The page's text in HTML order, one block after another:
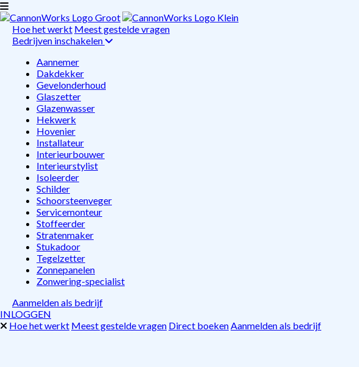
Hoe het werkt Meest gestelde vragen
Bedrijven inschakelen
Aannemer
Dakdekker
Gevelonderhoud
Glaszetter
Glazenwasser
Hekwerk
Hovenier
Installateur
Interieurbouwer
Interieurstylist
Isoleerder
Schilder
Schoorsteenveger
Servicemonteur
Stoffeerder
Stratenmaker
Stukadoor
Tegelzetter
Zonnepanelen
Zonwering-specialist
Aanmelden als bedrijf
INLOGGEN
Hoe het werkt Meest gestelde vragen Direct boekenAanmelden als bedrijf